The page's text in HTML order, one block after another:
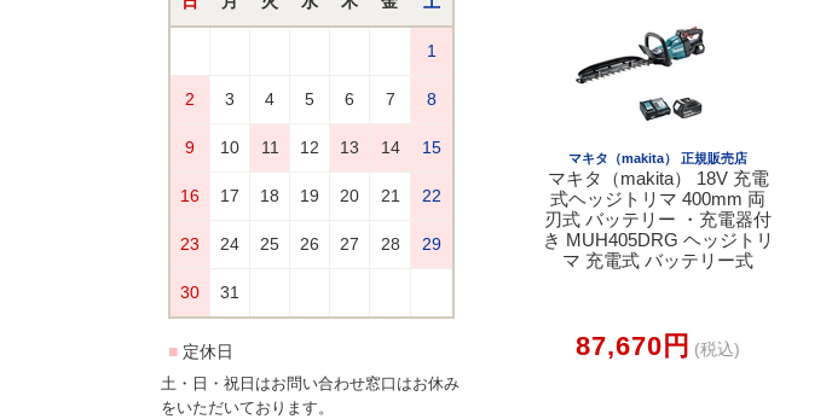
土・日・祝日はお問い合わせ窓口はお休み
をいただいております。
マキタ（makita） 正規販売店
マキタ（makita） 18V 充電
式ヘッジトリマ 400mm 両
刃式 バッテリー ・充電器付
き MUH405DRG ヘッジトリ
マ 充電式 バッテリー式
87,670円 (税込)